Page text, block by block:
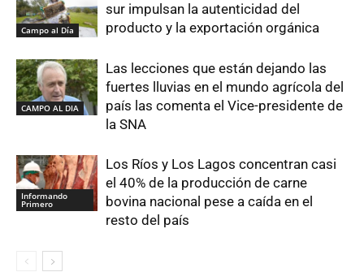
Campo al Día
sur impulsan la autenticidad del
producto y la exportación orgánica
CAMPO AL DIA
Las lecciones que están dejando las
fuertes lluvias en el mundo agrícola del
país las comenta el Vice-presidente de
la SNA
Informando
Primero
Los Ríos y Los Lagos concentran casi
el 40% de la producción de carne
bovina nacional pese a caída en el
resto del país